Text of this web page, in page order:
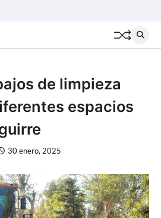
de limpieza
espacios
30 enero, 2025